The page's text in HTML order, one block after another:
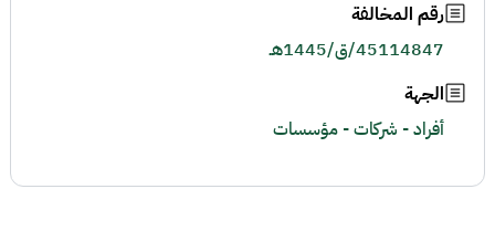
رقم المخالفة
45114847/ق/1445هـ
الجهة
أفراد - شركات - مؤسسات